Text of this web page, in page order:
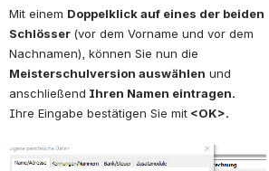
Mit einem Doppelklick auf eines der beiden
Schlösser (vor dem Vorname und vor dem
Meisterschulversion auswählen und
anschließend Ihren Namen eintragen.
Ihre Eingabe bestätigen Sie mit <OK>.
öffnen